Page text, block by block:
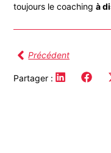
toujours le coachingà
Précédent
Partager :